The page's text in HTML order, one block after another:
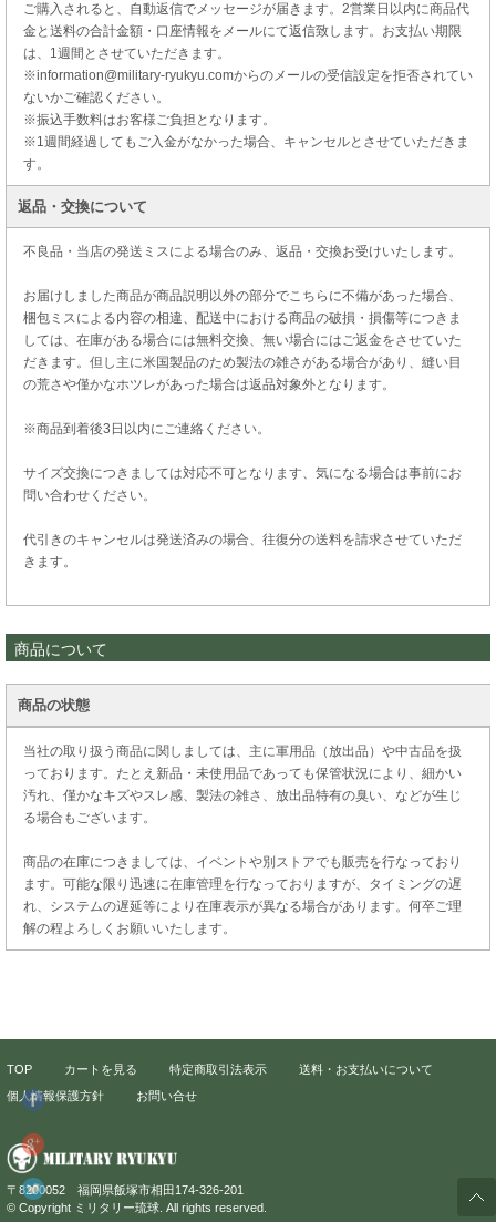
ご購入されると、自動返信でメッセージが届きます。2営業日以内に商品代
金と送料の合計金額・口座情報をメールにて返信致します。お支払い期限
は、1週間とさせていただきます。
※information@military-ryukyu.comからのメールの受信設定を拒否されてい
ないかご確認ください。
※振込手数料はお客様ご負担となります。
※1週間経過してもご入金がなかった場合、キャンセルとさせていただきま
す。
返品・交換について
不良品・当店の発送ミスによる場合のみ、返品・交換お受けいたします。
お届けしました商品が商品説明以外の部分でこちらに不備があった場合、
梱包ミスによる内容の相違、配送中における商品の破損・損傷等につきま
しては、在庫がある場合には無料交換、無い場合にはご返金をさせていた
だきます。但し主に米国製品のため製法の雑さがある場合があり、縫い目
の荒さや僅かなホツレがあった場合は返品対象外となります。
※商品到着後3日以内にご連絡ください。
サイズ交換につきましては対応不可となります、気になる場合は事前にお
問い合わせください。
代引きのキャンセルは発送済みの場合、往復分の送料を請求させていただ
きます。
商品について
商品の状態
当社の取り扱う商品に関しましては、主に軍用品（放出品）や中古品を扱
っております。たとえ新品・未使用品であっても保管状況により、細かい
汚れ、僅かなキズやスレ感、製法の雑さ、放出品特有の臭い、などが生じ
る場合もございます。
商品の在庫につきましては、イベントや別ストアでも販売を行なっており
ます。可能な限り迅速に在庫管理を行なっておりますが、タイミングの遅
れ、システムの遅延等により在庫表示が異なる場合があります。何卒ご理
解の程よろしくお願いいたします。
TOP カートを見る 特定商取引法表示
送料・お支払いについて
個人情報保護方針
お問い合せ
〒8200052 福岡県飯塚市相田174-326-201
© Copyright ミリタリー琉球. All rights reserved.